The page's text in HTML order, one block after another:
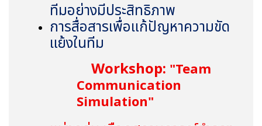
ทีมอย่างมีประสิทธิภาพ
การสื่อสารเพื่อแก้ปัญหาความขัด
แย้งในทีม
Workshop: "Team
Communication
Simulation"